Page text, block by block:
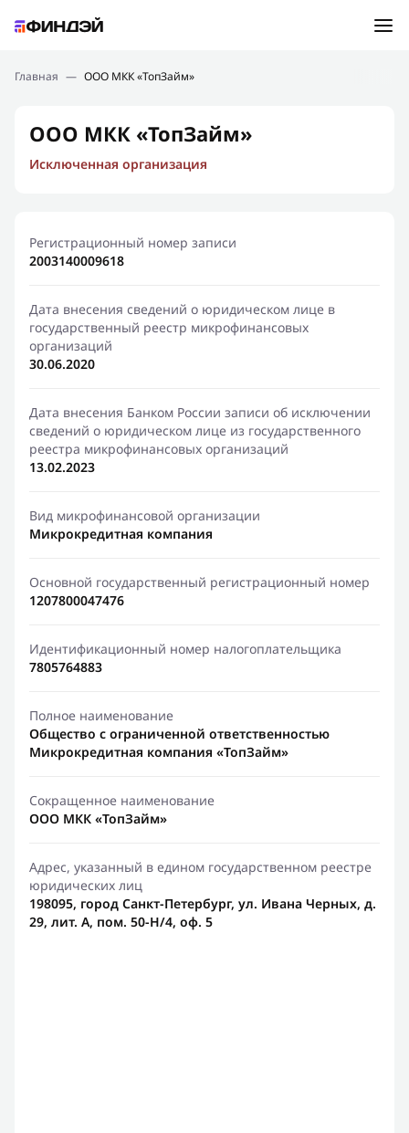
Подбор займа
Новости
Финансовое просвещение
Главная — ООО МКК «ТопЗайм»
ООО МКК «ТопЗайм»
Исключенная организация
Регистрационный номер записи
2003140009618
Дата внесения сведений о юридическом лице в
государственный реестр микрофинансовых
организаций
30.06.2020
Дата внесения Банком России записи об исключении
сведений о юридическом лице из государственного
реестра микрофинансовых организаций
13.02.2023
Вид микрофинансовой организации
Микрокредитная компания
Основной государственный регистрационный номер
1207800047476
Идентификационный номер налогоплательщика
7805764883
Полное наименование
Общество с ограниченной ответственностью
Микрокредитная компания «ТопЗайм»
Сокращенное наименование
ООО МКК «ТопЗайм»
Адрес, указанный в едином государственном реестре
юридических лиц
198095, город Санкт-Петербург, ул. Ивана Черных, д.
29, лит. А, пом. 50-Н/4, оф. 5
Ошибка:Контактная форма не найдена.
Спасибо, что написали нам
Мы свяжемся с Вами в ближайшее время и сообщим
результат
Отправить новый запрос